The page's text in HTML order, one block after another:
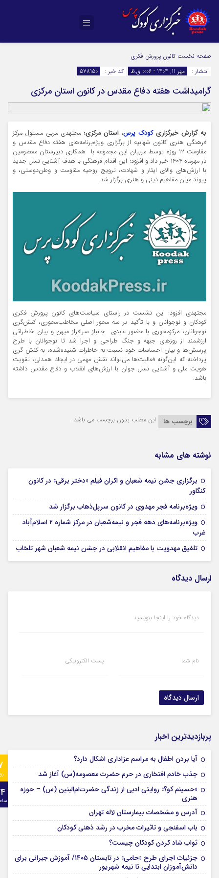
صفحه نخست کانون پرورش فکری
انتشار :
مهر 11, 1404 - 0:06 ق.ظ کد خبر : 578150
گرامیداشت هفته دفاع مقدس در کانون استان مرکزی
به گزارش خبرگزاریکودک پرس، استان مرکزی؛ مجتهدی مربی مسئول مرکز
فرهنگی هنری کانون شهابیه از برگزاری ویژه‌برنامه‌های هفته دفاع مقدس و
مقاومت ۱۲ روزه توسط مربیان این مجموعه با همکاری دبیرستان معصومین
در مهرماه ۱۴۰۴ خبر داد و افزود: این اقدام فرهنگی با هدف آشنایی نسل جدید
با ارزش‌های والای ایثار و شهادت، ترویج روحیه مقاومت و وطن‌دوستی، و
پیوند میان مفاهیم دینی و هنری برگزار شد.
مجتهدی افزود: این نشست در راستای سیاست‌های کانون پرورش فکری
کودکان و نوجوانان و با تأکید بر سه محور اصلی مخاطب‌محوری، کنش‌گری
نوجوانان، مرکزمحوری با حضور عابدی جانباز سرافراز میهن و بیان خاطراتی
ارزشمند از روزهای جبهه و جنگ طراحی و اجرا شد تا نوجوانان با طرح
پرسش‌ها و بیان احساسات خود نسبت به خاطرات شنیده‌شده، به کنش گری
پرداخته که این‌گونه فعالیت‌ها می‌تواند نقش مهمی در ایجاد همدلی، تقویت
هویت ملی و آشنایی نسل جوان با ارزش‌های انقلاب و دفاع مقدس داشته
باشد.
برچسب ها این مطلب بدون برچسب می باشد.
نوشته های مشابه
برگزاری جشن نیمه شعبان و اکران فیلم «دختر برقی» در کانون
کنگاور
ویژه‌برنامه‌ فجر مهدوی در کانون سرپل‌ذهاب برگزار شد
ویژه‌برنامه‌های دهه فجر و نیمه‌شعبان در مرکز شماره ۲ اسلام‌آباد
غرب
تلفیق مهدویت با مفاهیم انقلابی در جشن نیمه شعبان شهر تلخاب
ارسال دیدگاه
دیدگاه خود را اینجا بنویسید
نام شما پست الکترونیکی
پربازدیدترین اخبار
آیا بردن اطفال به مراسم عزادارى اشکال دارد؟
جذب خادم افتخاری در حرم حضرت معصومه(س) آغاز شد
«حسینم کو؟» روایتی ادبی از زندگی حضرت‌ام‌البنین (س) – حوزه
هنری
آدرس و مشخصات بیمارستان لاله تهران
باب اسفنجی و تاثیرات مخرب در رشد ذهنی کودکان
ثواب شاد کردن کودکان چیست؟
جزئیات اجرای طرح «حامی» در تابستان ۱۴۰۵/ آموزش جبرانی برای
دانش‌آموزان ابتدایی تا نیمه شهریور